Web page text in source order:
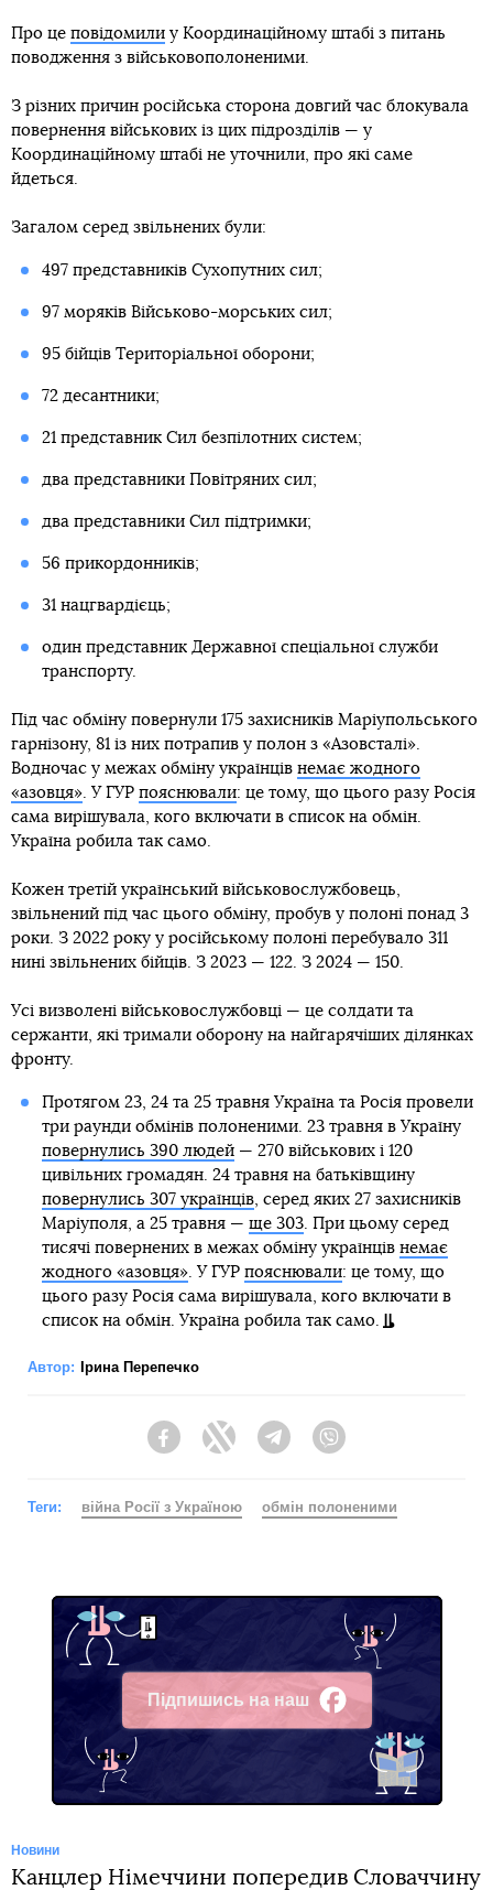
Про це повідомили у Координаційному штабі з питань
поводження з військовополоненими.
З різних причин російська сторона довгий час блокувала
повернення військових із цих підрозділів — у
Координаційному штабі не уточнили, про які саме
йдеться.
Загалом серед звільнених були:
497 представників Сухопутних сил;
97 моряків Військово-морських сил;
95 бійців Територіальної оборони;
72 десантники;
21 представник Сил безпілотних систем;
два представники Повітряних сил;
два представники Сил підтримки;
56 прикордонників;
31 нацгвардієць;
один представник Державної спеціальної служби
транспорту.
Під час обміну повернули 175 захисників Маріупольського
гарнізону, 81 із них потрапив у полон з «Азовсталі».
Водночас у межах обміну українців немає жодного
«азовця». У ГУР пояснювали: це тому, що цього разу Росія
сама вирішувала, кого включати в список на обмін.
Україна робила так само.
Кожен третій український військовослужбовець,
звільнений під час цього обміну, пробув у полоні понад 3
роки. З 2022 року у російському полоні перебувало 311
нині звільнених бійців. З 2023 — 122. З 2024 — 150.
Усі визволені військовослужбовці — це солдати та
сержанти, які тримали оборону на найгарячіших ділянках
фронту.
Протягом 23, 24 та 25 травня Україна та Росія провели
три раунди обмінів полоненими. 23 травня в Україну
повернулись 390 людей— 270 військових і 120
цивільних громадян. 24 травня на батьківщину
повернулись 307 українців, серед яких 27 захисників
Маріуполя, а 25 травня — ще 303. При цьому серед
тисячі повернених в межах обміну українців немає
жодного «азовця». У ГУР пояснювали: це тому, що
цього разу Росія сама вирішувала, кого включати в
список на обмін. Україна робила так само.
Автор: Ірина Перепечко
FacebookTwitter Telegram
Теги: війна Росії з Україною обмін полоненими
Підпишись на наш
Facebook
Новини
Канцлер Німеччини попередив Словаччину